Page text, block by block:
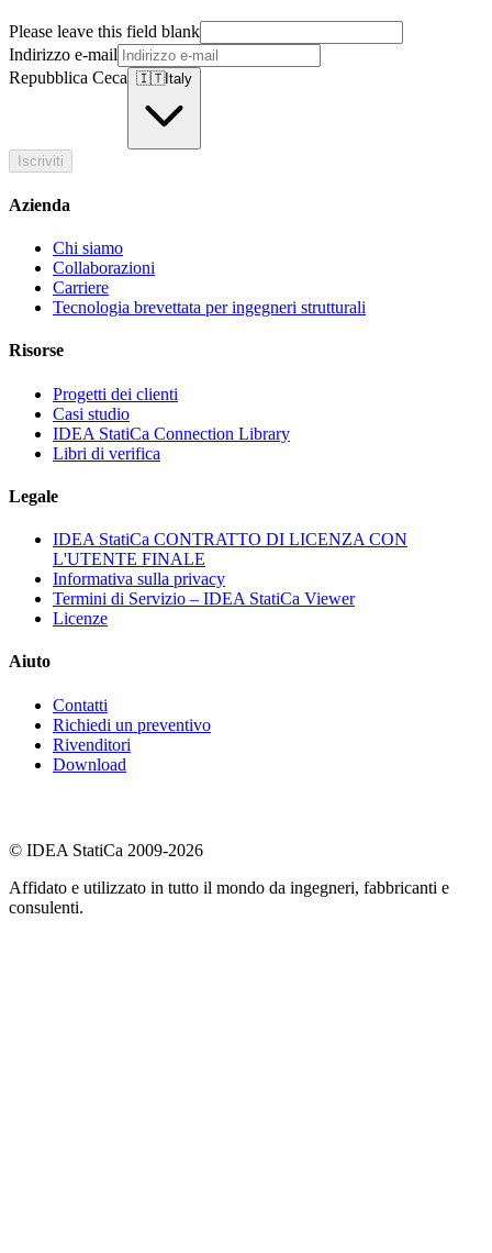
Please leave this field blank
Indirizzo e-mail
Repubblica Ceca 🇮🇹Italy
Iscriviti
Azienda
Chi siamo
Collaborazioni
Carriere
Tecnologia brevettata per ingegneri strutturali
Risorse
Progetti dei clienti
Casi studio
IDEA StatiCa Connection Library
Libri di verifica
Legale
IDEA StatiCa CONTRATTO DI LICENZA CON
L'UTENTE FINALE
Informativa sulla privacy
Termini di Servizio – IDEA StatiCa Viewer
Licenze
Aiuto
Contatti
Richiedi un preventivo
Rivenditori
Download
© IDEA StatiCa 2009-2026
Affidato e utilizzato in tutto il mondo da ingegneri, fabbricanti e
consulenti.